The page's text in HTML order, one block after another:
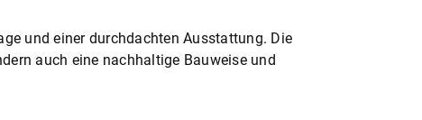
und einer durchdachten Ausstattung. Die
auch eine nachhaltige Bauweise und